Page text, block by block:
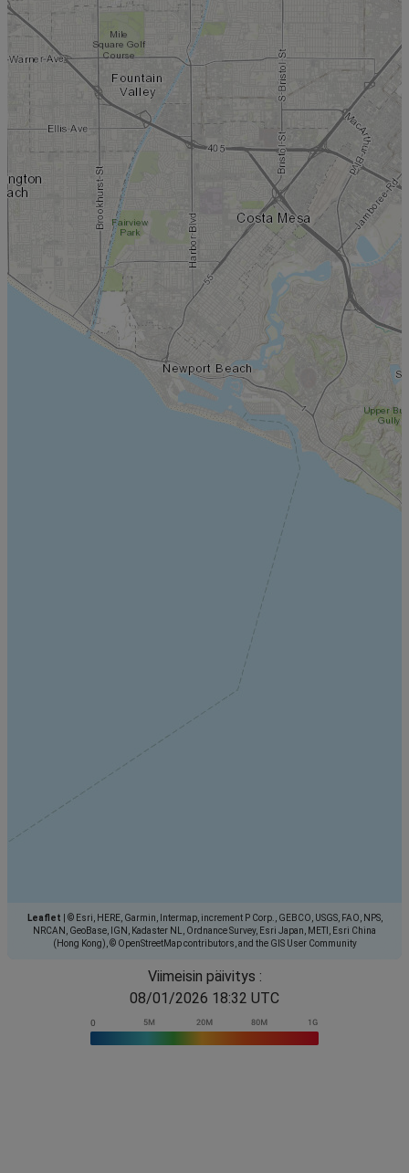
Leaflet
© Esri, HERE, Garmin, Intermap, increment P Corp., GEBCO, USGS, FAO, NPS,
NRCAN, GeoBase, IGN, Kadaster NL, Ordnance Survey, Esri Japan, METI, Esri China
(Hong Kong), © OpenStreetMap contributors, and the GIS User Community
Viimeisin päivitys :
08/01/2026 18:32 UTC